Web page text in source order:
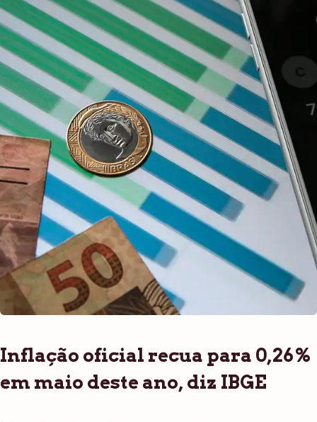
Inflação oficial recua para 0,26%
em maio deste ano, diz IBGE